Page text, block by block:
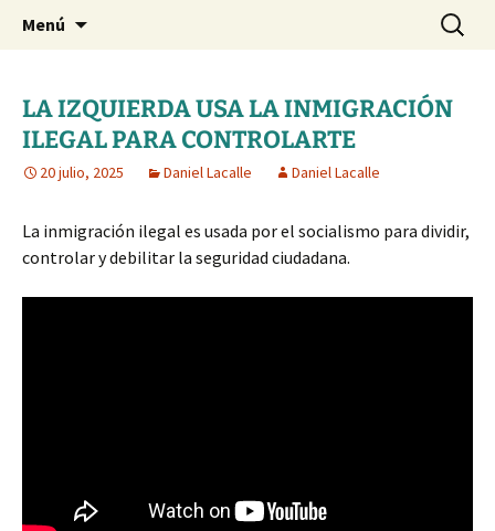
dlacalle.com
Blog de Daniel Lacalle
Menú Buscar:
LA IZQUIERDA USA LA INMIGRACIÓN
ILEGAL PARA CONTROLARTE
20 julio, 2025 Daniel Lacalle Daniel Lacalle
La inmigración ilegal es usada por el socialismo para dividir,
controlar y debilitar la seguridad ciudadana.